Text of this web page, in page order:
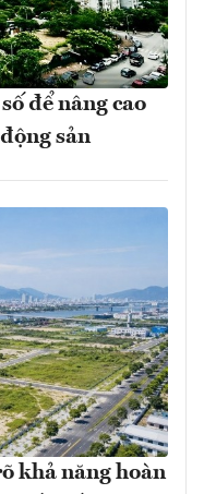
để nâng cao
sản
khả năng hoàn